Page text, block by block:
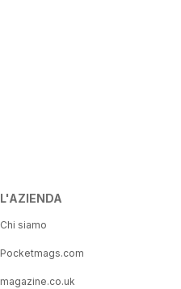
L'AZIENDA
Chi siamo
Pocketmags.com
magazine.co.uk